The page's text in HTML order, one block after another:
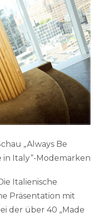
„Always Be
in Italy“-Modemarken
Italienische
Präsentation mit
der über 40 „Made